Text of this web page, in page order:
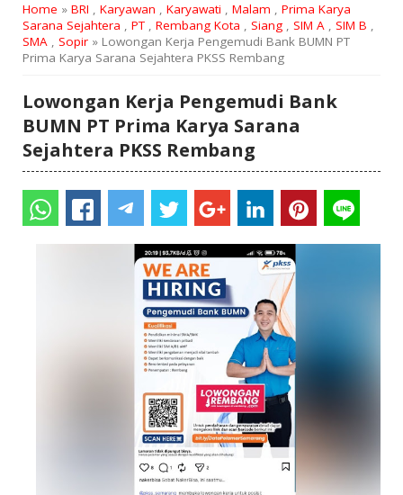
Home » BRI , Karyawan , Karyawati , Malam , Prima Karya
Sarana Sejahtera , PT, Rembang Kota , Siang, SIM A, SIM B ,
SMA, Sopir» Lowongan Kerja Pengemudi Bank BUMN PT
Prima Karya Sarana Sejahtera PKSS Rembang
Lowongan Kerja Pengemudi Bank
BUMN PT Prima Karya Sarana
Sejahtera PKSS Rembang